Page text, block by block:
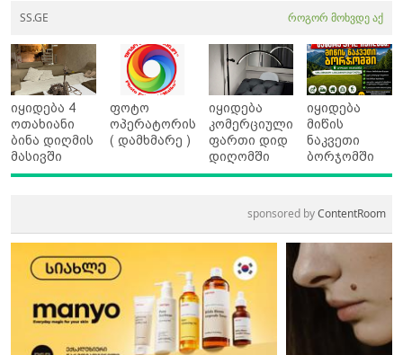
SS.GE როგორ მოხვდე აქ
იყიდება 4
ოთახიანი
ბინა დიღმის
მასივში
ფოტო
ოპერატორის
( დამხმარე )
იყიდება
კომერციული
ფართი დიდ
დიღომში
იყიდება
მიწის
ნაკვეთი
ბორჯომში
sponsored byContentRoom